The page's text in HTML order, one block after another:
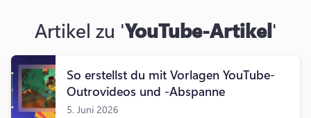
Artikel zu 'YouTube-Artikel'
So erstellst du mit Vorlagen YouTube-
Outrovideos und -Abspanne
5. Juni 2026